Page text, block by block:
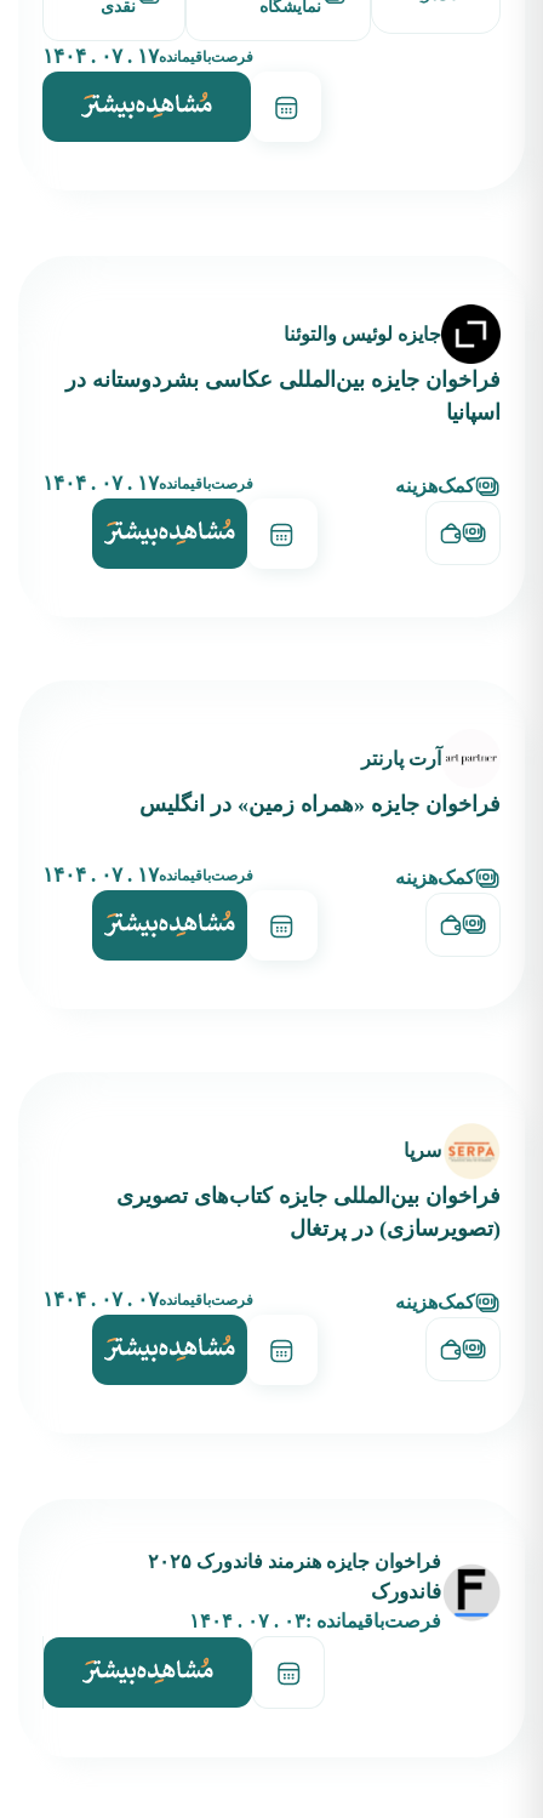
نمایشگاه نقدی
فرصت‌باقیمانده۱۷ . ۰۷ . ۱۴۰۴
جایزه لوئیس والتوئنا
فراخوان جایزه بین‌المللی عکاسی بشردوستانه در
اسپانیا
کمک‌هزینه فرصت‌باقیمانده۱۷ . ۰۷ . ۱۴۰۴
آرت پارنتر
فراخوان جایزه «همراه زمین» در انگلیس
کمک‌هزینه فرصت‌باقیمانده۱۷ . ۰۷ . ۱۴۰۴
سرپا
فراخوان بین‌المللی جایزه کتاب‌های تصویری
(تصویرسازی) در پرتغال
کمک‌هزینه فرصت‌باقیمانده۰۷ . ۰۷ . ۱۴۰۴
فراخوان جایزه هنرمند فاندورک ۲۰۲۵
فاندورک
فرصت‌باقیمانده :۰۳ . ۰۷ . ۱۴۰۴